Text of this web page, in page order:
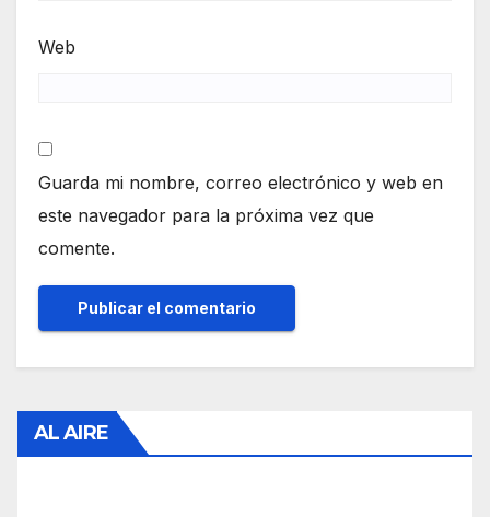
Web
Guarda mi nombre, correo electrónico y web en
este navegador para la próxima vez que
comente.
AL AIRE